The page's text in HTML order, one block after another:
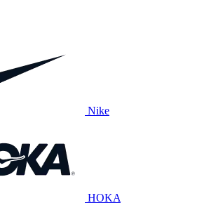
Nike
HOKA